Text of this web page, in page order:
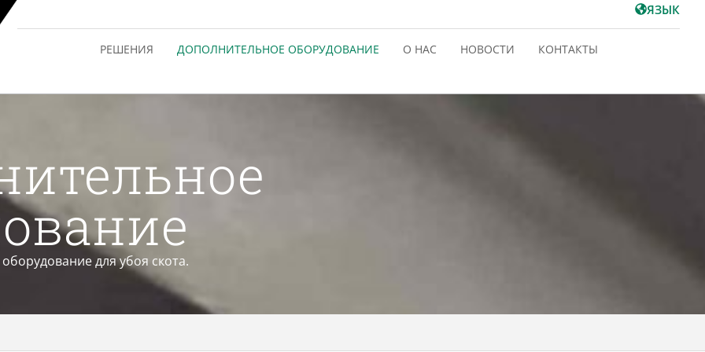
ЯЗЫК
РЕШЕНИЯ ДОПОЛНИТЕЛЬНОЕ ОБОРУДОВАНИЕ О НАС НОВОСТИ КОНТАКТЫ
для убоя скота.